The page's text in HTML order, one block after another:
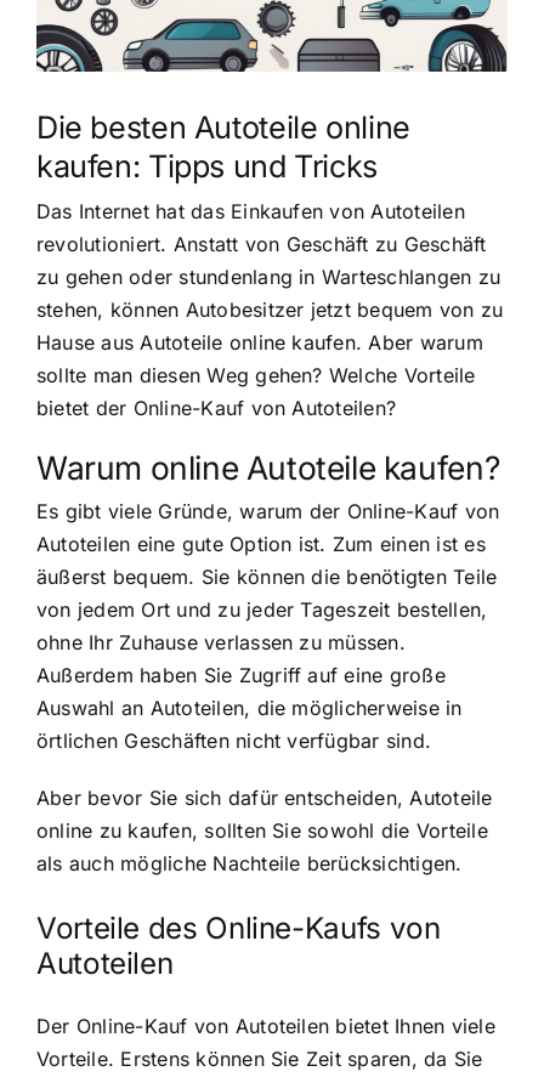
Die besten Autoteile online
kaufen: Tipps und Tricks
Das Internet hat das Einkaufen von Autoteilen
revolutioniert. Anstatt von Geschäft zu Geschäft
zu gehen oder stundenlang in Warteschlangen zu
stehen, können Autobesitzer jetzt bequem von zu
Hause aus Autoteile online kaufen. Aber warum
sollte man diesen Weg gehen? Welche Vorteile
bietet der Online-Kauf von Autoteilen?
Warum online Autoteile kaufen?
Es gibt viele Gründe, warum der Online-Kauf von
Autoteilen eine gute Option ist. Zum einen ist es
äußerst bequem. Sie können die benötigten Teile
von jedem Ort und zu jeder Tageszeit bestellen,
ohne Ihr Zuhause verlassen zu müssen.
Außerdem haben Sie Zugriff auf eine große
Auswahl an Autoteilen, die möglicherweise in
örtlichen Geschäften nicht verfügbar sind.
Aber bevor Sie sich dafür entscheiden, Autoteile
online zu kaufen, sollten Sie sowohl die Vorteile
als auch mögliche Nachteile berücksichtigen.
Vorteile des Online-Kaufs von
Autoteilen
Der Online-Kauf von Autoteilen bietet Ihnen viele
Vorteile. Erstens können Sie Zeit sparen, da Sie